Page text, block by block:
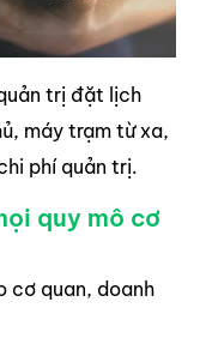
trị đặt lịch
máy trạm từ xa,
phí quản trị.
quy mô cơ
cơ quan, doanh